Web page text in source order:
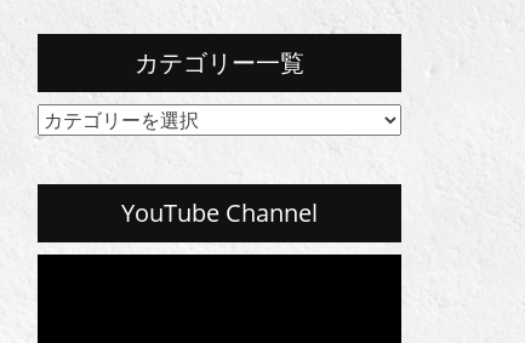
カテゴリー一覧
カ
テ
一
YouTube Channel